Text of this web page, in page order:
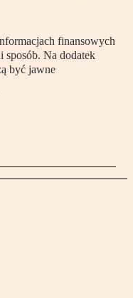
finansowych
Na dodatek
być jawne